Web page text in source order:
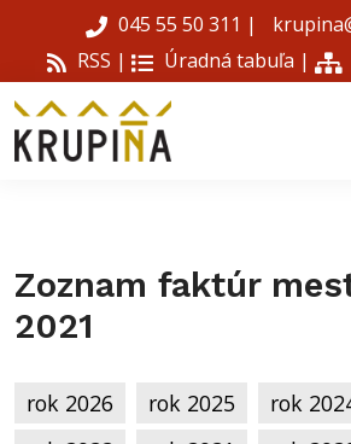
045 55 50 311 |
RSS |
Úradná tabuľa |
Zoznam faktúr
2021
rok 2026 rok 2025 rok